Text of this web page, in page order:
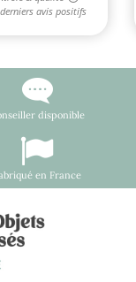
disponible
en France